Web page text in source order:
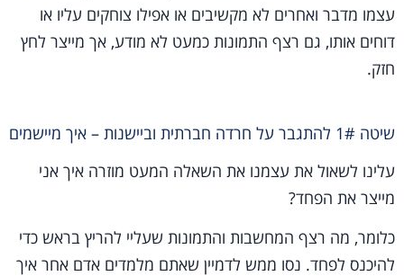
עצמו מדבר ואחרים לא מקשיבים או אפילו צוחקים עליו או
דוחים אותו, גם רצף התמונות כמעט לא מודע, אך מייצר לחץ
חזק.
שיטה 1# להתגבר על חרדה חברתית וביישנות – איך מיישמים
עלינו לשאול את עצמנו את השאלה המעט מוזרה איך אני
מייצר את הפחד?
כלומר, מה רצף המחשבות והתמונות שעליי להריץ בראש כדי
להיכנס לפחד. נסו ממש לדמיין שאתם מלמדים אדם אחר איך